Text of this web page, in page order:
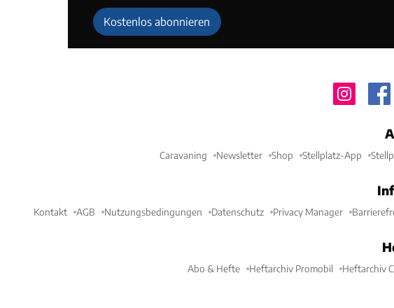
Kostenlos abonnieren
Caravaning Newsletter Shop Stellplatz-App
Kontakt AGB Nutzungsbedingungen Datenschutz Privacy Manager
Abo & Hefte Heftarchiv Promobil Heftarchiv